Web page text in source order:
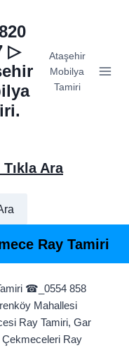
▷
Ataşehir
Mobilya
Tamiri
Ara
Ray Tamiri
☎_0554 858
Mahallesi
Ray Tamiri, Gar
Ray